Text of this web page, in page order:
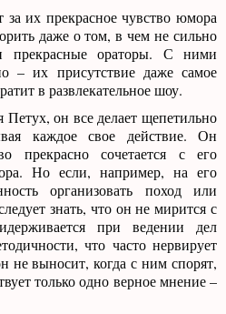
их прекрасное чувство юмора
даже о том, в чем не сильно
прекрасные ораторы. С ними
– их присутствие даже самое
в развлекательное шоу.
Петух, он все делает щепетильно
каждое свое действие. Он
прекрасно сочетается с его
Но если, например, на его
организовать поход или
знать, что он не мирится с
при ведении дел
что часто нервирует
выносит, когда с ним спорят,
только одно верное мнение –